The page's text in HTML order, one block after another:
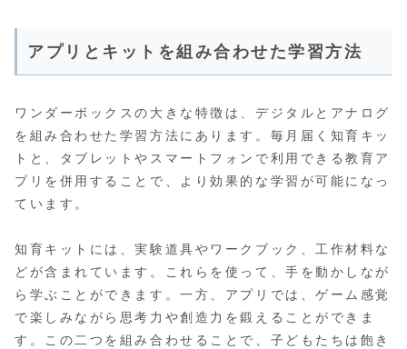
アプリとキットを組み合わせた学習方法
ワンダーボックスの大きな特徴は、デジタルとアナログ
を組み合わせた学習方法にあります。毎月届く知育キッ
トと、タブレットやスマートフォンで利用できる教育ア
プリを併用することで、より効果的な学習が可能になっ
ています。
知育キットには、実験道具やワークブック、工作材料な
どが含まれています。これらを使って、手を動かしなが
ら学ぶことができます。一方、アプリでは、ゲーム感覚
で楽しみながら思考力や創造力を鍛えることができま
す。この二つを組み合わせることで、子どもたちは飽き